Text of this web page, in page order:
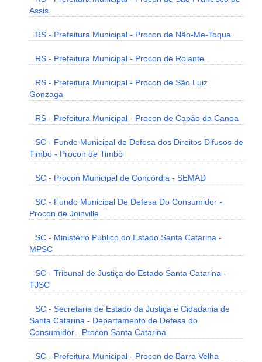
Assis
RS - Prefeitura Municipal - Procon de Não-Me-Toque
RS - Prefeitura Municipal - Procon de Rolante
RS - Prefeitura Municipal - Procon de São Luiz
Gonzaga
RS - Prefeitura Municipal - Procon de Capão da Canoa
SC - Fundo Municipal de Defesa dos Direitos Difusos de
Timbo - Procon de Timbó
SC - Procon Municipal de Concórdia - SEMAD
SC - Fundo Municipal De Defesa Do Consumidor -
Procon de Joinville
SC - Ministério Público do Estado Santa Catarina -
MPSC
SC - Tribunal de Justiça do Estado Santa Catarina -
TJSC
SC - Secretaria de Estado da Justiça e Cidadania de
Santa Catarina - Departamento de Defesa do
Consumidor - Procon Santa Catarina
SC - Prefeitura Municipal - Procon de Barra Velha